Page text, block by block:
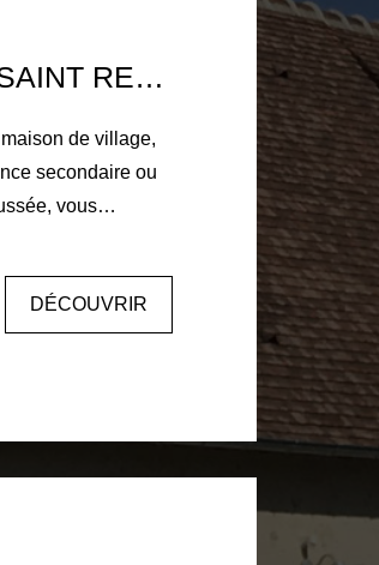
MAISON LA CHAPELLE SAINT REMY 3 PIÈCE(S) 95 M2
de village,
secondaire ou
indépendant
cheminée insert,
partiellement
clos, d'une
DÉCOUVRIR